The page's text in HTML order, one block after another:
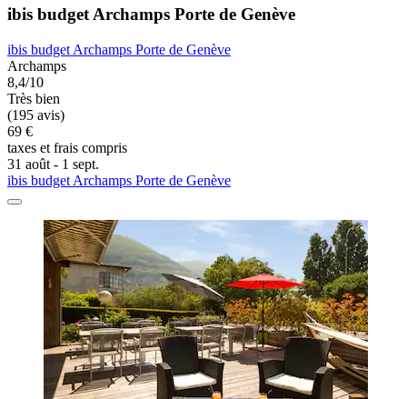
ibis budget Archamps Porte de Genève
ibis budget Archamps Porte de Genève
Archamps
8,4/10
Très bien
(195 avis)
69 €
taxes et frais compris
31 août - 1 sept.
ibis budget Archamps Porte de Genève